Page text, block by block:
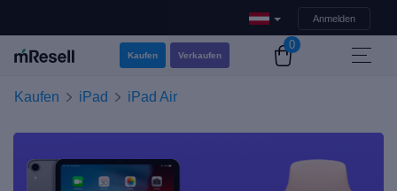
Anmelden
Kaufen Verkaufen
0
Kaufen iPad iPad Air